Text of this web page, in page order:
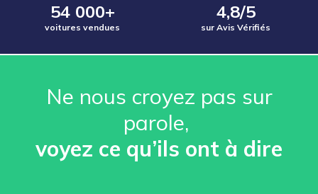
54 000+
voitures vendues
4,8/5
sur Avis Vérifiés
Ne nous croyez pas sur
parole, ️
voyez ce qu’ils ont à dire